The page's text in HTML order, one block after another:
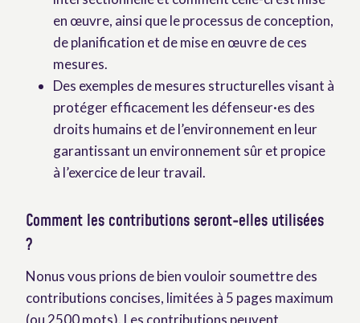
en œuvre, ainsi que le processus de conception,
de planification et de mise en œuvre de ces
mesures.
Des exemples de mesures structurelles visant à
protéger efficacement les défenseur·es des
droits humains et de l’environnement en leur
garantissant un environnement sûr et propice
à l’exercice de leur travail.
Comment les contributions seront-elles utilisées
?
Nonus vous prions de bien vouloir soumettre des
contributions concises, limitées à 5 pages maximum
(ou 2500 mots). Les contributions peuvent